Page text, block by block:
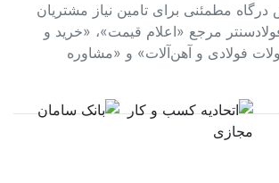
مطمئنی برای تامین نیاز مشتریان
مرجع «اعلام قیمت»، «خرید و
فولادی و آهن‌آلات» و «مشاوره